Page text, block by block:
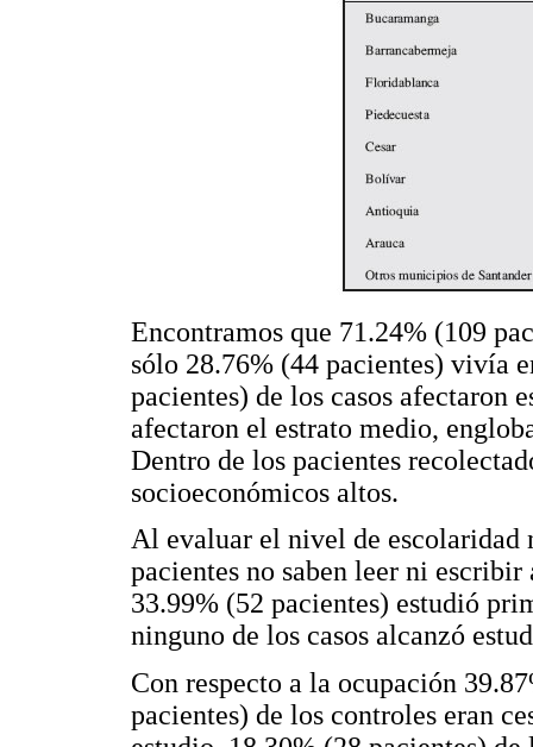
Encontramos que 71.24% (109
sólo 28.76% (44 pacientes) vivía
pacientes) de los casos afectaron
afectaron el estrato medio,
Dentro de los pacientes
socioeconómicos altos.
Al evaluar el nivel de escolaridad
pacientes no saben leer ni
33.99% (52 pacientes) estudió
ninguno de los casos alcanzó
Con respecto a la ocupación
pacientes) de los controles eran